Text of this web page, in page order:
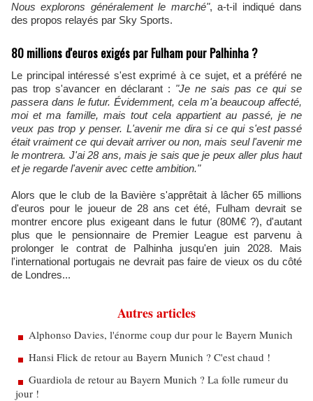
Nous explorons généralement le marché", a-t-il indiqué dans
des propos relayés par Sky Sports.
80 millions d'euros exigés par Fulham pour Palhinha ?
Le principal intéressé s'est exprimé à ce sujet, et a préféré ne
pas trop s'avancer en déclarant : "Je ne sais pas ce qui se
passera dans le futur. Évidemment, cela m'a beaucoup affecté,
moi et ma famille, mais tout cela appartient au passé, je ne
veux pas trop y penser. L'avenir me dira si ce qui s'est passé
était vraiment ce qui devait arriver ou non, mais seul l'avenir me
le montrera. J'ai 28 ans, mais je sais que je peux aller plus haut
et je regarde l'avenir avec cette ambition."
Alors que le club de la Bavière s'apprêtait à lâcher 65 millions
d'euros pour le joueur de 28 ans cet été, Fulham devrait se
montrer encore plus exigeant dans le futur (80M€ ?), d'autant
plus que le pensionnaire de Premier League est parvenu à
prolonger le contrat de Palhinha jusqu'en juin 2028. Mais
l'international portugais ne devrait pas faire de vieux os du côté
de Londres...
Autres articles
Alphonso Davies, l'énorme coup dur pour le Bayern Munich
Hansi Flick de retour au Bayern Munich ? C'est chaud !
Guardiola de retour au Bayern Munich ? La folle rumeur du
jour !